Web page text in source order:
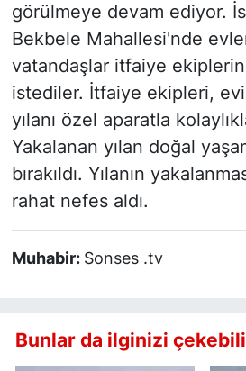
görülmeye devam ediyor.
Bekbele Mahallesi'nde
vatandaşlar itfaiye
istediler. İtfaiye ekipleri,
yılanı özel aparatla
Yakalanan yılan doğal
bırakıldı. Yılanın
rahat nefes aldı.
Muhabir: Sonses .tv
Bunlar da ilginizi